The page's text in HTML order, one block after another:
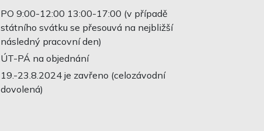
PO 9:00-12:00 13:00-17:00 (v případě
státního svátku se přesouvá na nejbližší
následný pracovní den)
ÚT-PÁ na objednání
19.-23.8.2024 je zavřeno (celozávodní
dovolená)